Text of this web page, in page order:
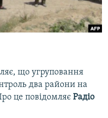
що угруповання
два райони на
це повідомляє Радіо